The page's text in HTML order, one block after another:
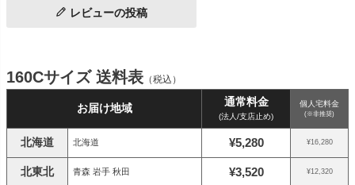
レビューの投稿
160Cサイズ 送料表 （税込）
お届け地域 通常料金
(法人/支店止め)
個人宅料金
(※非推奨)
北海道 北海道 ¥5,280 ¥16,280
北東北 青森 岩手 秋田 ¥3,520 ¥12,320